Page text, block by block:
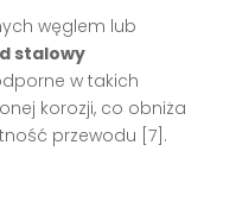
węglem lub
stalowy
w takich
korozji, co obniża
przewodu [7].